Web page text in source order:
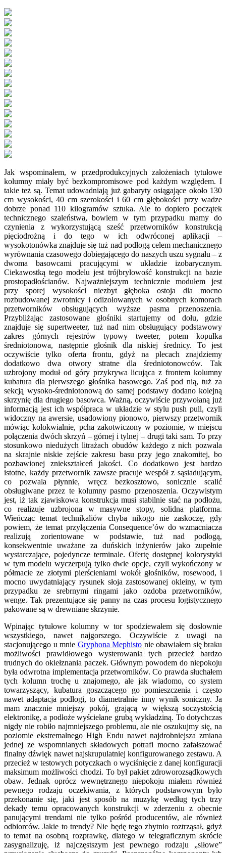
Jak wspominałem, w przedprodukcyjnych założeniach tytułowe
kolumny miały być bezkompromisowe pod każdym względem. I
takie też są. Temat udowadniają już gabaryty osiągające około 130
cm wysokości, 40 cm szerokości i 60 cm głębokości przy wadze
dobrze ponad 110 kilogramów sztuka. Ale to dopiero początek
technicznego szaleństwa, bowiem w tym przypadku mamy do
czynienia z wykorzystującą sześć przetworników konstrukcją
pięciodrożną i do tego w ich odwróconej aplikacji –
wysokotonówka znajduje się tuż nad podłogą celem mechanicznego
wyrównania czasowego dobiegającego do naszych uszu sygnału – z
dwoma basowcami pracującymi w układzie izobarycznym.
Ciekawostką tego modelu jest trójbrylowość konstrukcji na bazie
prostopadłościanów. Najważniejszym technicznie modułem jest
przy sporej wysokości niezbyt głęboka ostoja dla mocno
rozbudowanej zwrotnicy i odizolowanych w osobnych komorach
przetworników obsługujących wyższe pasma przenoszenia.
Przybliżając zastosowane głośniki startujemy od dołu, gdzie
znajduje się supertweeter, tuż nad nim obsługujący podstawowy
zakres górnych rejestrów typowy tweeter, potem kopułka
średniotonowa, następnie głośnik dla niskiej średnicy. To jest
oczywiście tylko oferta frontu, gdyż na plecach znajdziemy
dodatkowo dwa otwory stratne dla średniotonowców. Tak
uzbrojony moduł od góry przykrywa licująca z frontem kolumny
kubatura dla pierwszego głośnika basowego. Zaś pod nią, tuż za
sekcją wysoko-średniotonową do samej podstawy dodano kolejną
skrzynię dla drugiego basowca. Ważną, oczywiście przywołaną już
informacją jest ich współpraca w układzie w stylu push pull, czyli
widoczny na awersie, usadowiony pionowo, pierwszy przetwornik
mówiąc kolokwialnie, pcha zakotwiczony w poziomie, w miejscu
połączenia dwóch skrzyń – górnej i tylnej – drugi taki sam. To przy
stosunkowo niedużych litrażach obudów każdego z nich pozwala
na skrajnie niskie zejście zakresu basu przy jego znakomitej, bo
pozbawionej zniekształceń jakości. Co dodatkowo jest bardzo
istotne, każdy przetwornik zawsze pracuje wespół z sąsiadującym,
co pozwala płynnie, wręcz bezkosztowo, sonicznie scalić
obsługiwane przez te kolumny pasmo przenoszenia. Oczywistym
jest, iż tak zjawiskowa konstrukcja musi stabilnie stać na podłożu,
co realizuje uzbrojona w masywne stopy, solidna platforma.
Wieńcząc temat technikaliów chyba nikogo nie zaskoczę, gdy
powiem, że temat przyłączenia Consequence’ów do wzmacniacza
realizują zorientowane w podstawie, tuż nad podłogą,
konsekwentnie uważane za duńskich inżynierów jako zupełnie
wystarczające, pojedyncze terminale. Ofertę dostępnej kolorystyki
w tym modelu wyczerpują tylko dwie opcje, czyli wykończony w
półmacie ze złotymi pierścieniami wokół głośników, rosewood, i
mocno uwydatniający rysunek słoja zastosowanej okleiny, w tym
przypadku ze srebrnymi ringami jako ozdoba przetworników,
wenge. Tak prezentujące się panny na czas procesu logistycznego
pakowane są w drewniane skrzynie.
Wpinając tytułowe kolumny w tor spodziewałem się dosłownie
wszystkiego, nawet najgorszego. Oczywiście z uwagi na
stacjonującego u mnie Gryphona Mephisto nie obawiałem się braku
możliwości prawidłowego wysterowania tych przecież bardzo
trudnych do okiełznania paczek. Głównym powodem do niepokoju
była odwrotna implementacja przetworników. Co prawda słuchałem
tych kolumn trochę u znajomego, ale jak wiadomo, co system
towarzyszący, kubatura goszczącego go pomieszczenia i często
nawet adaptacja podłogi, to diametralnie inny wynik soniczny. Ja
mam znacznie mniejszy pokój, grającą w większą soczystością
elektronikę, a podłoże wyściełane grubą wykładziną. To dotychczas
nigdy nie robiło najmniejszego problemu, ale nie oszukujmy się, na
poziomie ekstremalnego High Endu nawet najdrobniejsza zmiana
jednej ze wspomnianych składowych potrafi mocno zafałszować
finalny dźwięk nawet najskrupulatniej konfigurowanego zestawu. A
przecież w testowych potyczkach o wyciśnięcie z danej konfiguracji
maksimum możliwości chodzi. To był pakiet zdroworozsądkowych
obaw. Jednak oprócz wewnętrznego niepokoju miałem również
pewnego rodzaju oczekiwania, z których podstawowym było
przekonanie się, jaki jest sposób na muzykę według tych trzy
dekady temu opracowanych konstrukcji w zderzeniu z obecnie
panującymi trendami nie tylko pośród producentów, ale również
odbiorców. Jakie to trendy? Nie będę tego zbytnio roztrząsał, gdyż
to temat na osobną rozprawkę, dlatego w telegraficznym skrócie
zasygnalizuję, iż najczęstszym jest pewnego rodzaju „siłowe”